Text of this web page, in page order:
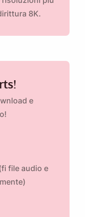
8K.
e
file audio e